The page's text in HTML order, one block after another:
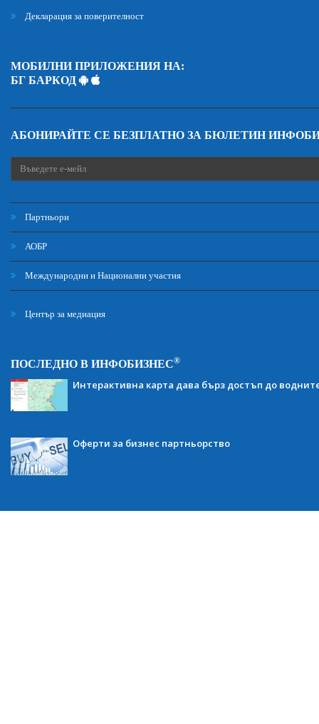
Декларация за поверителност
МОБИЛНИ ПРИЛОЖЕНИЯ НА:
БГ БАРКОД
АБОНИРАЙТЕ СЕ БЕЗПЛАТНО ЗА БЮЛЕТИН
Партньори
АОБР
Международни и Национални участия
Център за медиация
ПОСЛЕДНО В ИНФОБИЗНЕС®
Интерактивна карта дава бърз достъп до
Оферти за бизнес партньорство